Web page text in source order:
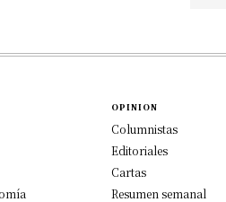
OPINION
Columnistas
Editoriales
Cartas
Resumen semanal